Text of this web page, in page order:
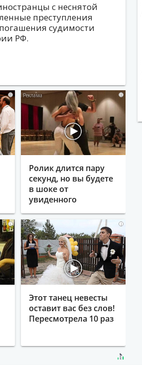
с неснятой
преступления
судимости
РФ.
i i
Ролик длится пару
секунд, но вы будете
в шоке от
увиденного
i i
Этот танец невесты
оставит вас без слов!
Пересмотрела 10 раз